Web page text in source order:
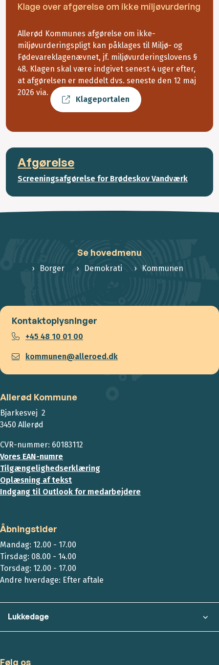
Klage over afgørelse om ikke miljøvurdering
Allerød Kommunes afgørelse om ikke-
miljøvurderingspligt kan påklages til Miljø- og
Fødevareklagenævnet, jf. miljøvurderingslovens §
48. Klagen skal være indgivet senest 4 uger efter,
at afgørelsen er meddelt dvs. seneste den 12 maj
2026 via.
Klageportalen
Afgørelse
Screeningsafgørelse for Brødeskov Vandværk
Se hovedmenu
Borger Demokrati Kommunen
Kontaktoplysninger
+45 48 10 01 00
kommunen@alleroed.dk
Allerød Kommune
Bjarkesvej 2
3450 Allerød
CVR-nummer: 60183112
Vores EAN-numre
Tilgængelighedserklæring
Oplæsning af tekst
Indgang til Outlook for medarbejdere
Åbningstider
Mandag: 12.00 - 17.00
Tirsdag: 08.00 - 14.00
Torsdag: 12.00 - 17.00
Andre hverdage: Efter aftale
Lukkedage
Følg os